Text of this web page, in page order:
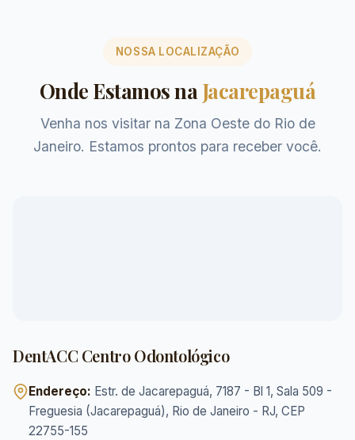
NOSSA LOCALIZAÇÃO
Onde Estamos naJacarepaguá
Venha nos visitar na Zona Oeste do Rio de
Janeiro. Estamos prontos para receber você.
DentACC Centro Odontológico
Endereço: Estr. de Jacarepaguá, 7187 - Bl 1, Sala 509 -
Freguesia (Jacarepaguá), Rio de Janeiro - RJ, CEP
22755-155